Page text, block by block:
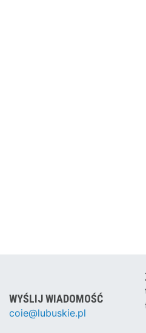
WYŚLIJ WIADOMOŚĆ
coie@lubuskie.pl